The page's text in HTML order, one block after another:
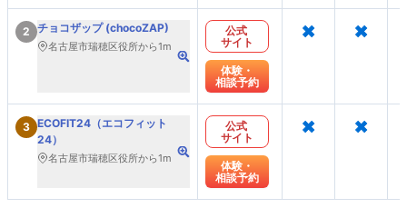
2 チョコザップ (chocoZAP)
名古屋市瑞穂区役所から1m
公式
サイト
体験・
相談予約
× ×
3 ECOFIT24（エコフィット
24）
名古屋市瑞穂区役所から1m
公式
サイト
体験・
相談予約
× ×